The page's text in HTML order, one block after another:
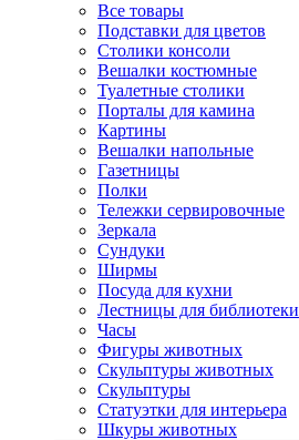
Все товары
Подставки для цветов
Столики консоли
Вешалки костюмные
Туалетные столики
Порталы для камина
Картины
Вешалки напольные
Газетницы
Полки
Тележки сервировочные
Зеркала
Сундуки
Ширмы
Посуда для кухни
Лестницы для библиотеки
Часы
Фигуры животных
Скульптуры животных
Скульптуры
Статуэтки для интерьера
Шкуры животных